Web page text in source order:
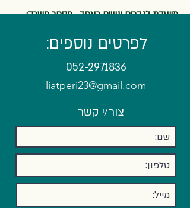
מיועדת לגברים ונשים כאחד. מספר משרה:
לפרטים נוספים:
052-2971836
liatperi23@gmail.com
צור/י קשר